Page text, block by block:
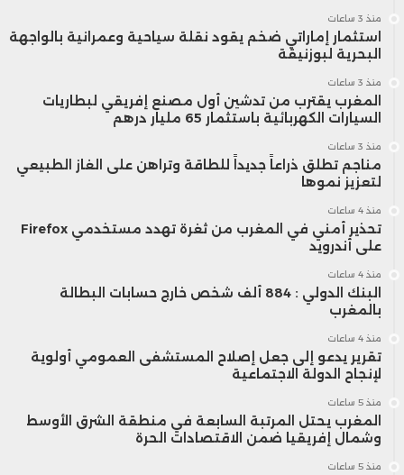
منذ 3 ساعات
استثمار إماراتي ضخم يقود نقلة سياحية وعمرانية بالواجهة
البحرية لبوزنيقة
منذ 3 ساعات
المغرب يقترب من تدشين أول مصنع إفريقي لبطاريات
السيارات الكهربائية باستثمار 65 مليار درهم
منذ 3 ساعات
مناجم تطلق ذراعاً جديداً للطاقة وتراهن على الغاز الطبيعي
لتعزيز نموها
منذ 4 ساعات
تحذير أمني في المغرب من ثغرة تهدد مستخدمي Firefox
على أندرويد
منذ 4 ساعات
البنك الدولي : 884 ألف شخص خارج حسابات البطالة
بالمغرب
منذ 4 ساعات
تقرير يدعو إلى جعل إصلاح المستشفى العمومي أولوية
لإنجاح الدولة الاجتماعية
منذ 5 ساعات
المغرب يحتل المرتبة السابعة في منطقة الشرق الأوسط
وشمال إفريقيا ضمن الاقتصادات الحرة
منذ 5 ساعات